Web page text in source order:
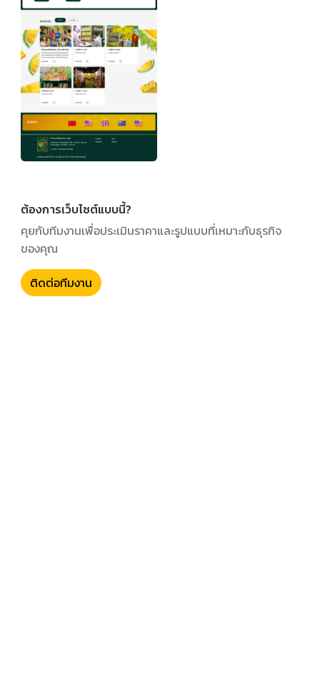
ต้องการเว็บไซต์แบบนี้?
คุยกับทีมงานเพื่อประเมินราคาและรูปแบบที่เหมาะกับธุรกิจ
ของคุณ
ติดต่อทีมงาน